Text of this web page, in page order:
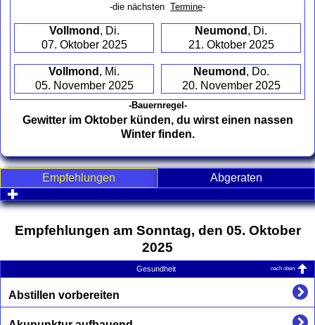
-die nächsten Termine-
Vollmond , Di.
07. Oktober 2025
Neumond , Di.
21. Oktober 2025
Vollmond , Mi.
05. November 2025
Neumond , Do.
20. November 2025
-Bauernregel-
Gewitter im Oktober künden, du wirst einen nassen
Winter finden.
Empfehlungen
Abgeraten
click to expand contents
Empfehlungen am Sonntag, den 05. Oktober
2025
Gesundheit nach oben
Abstillen vorbereiten